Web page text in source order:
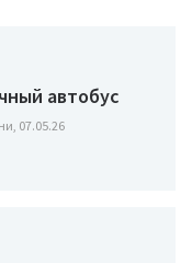
автобус
07.05.26